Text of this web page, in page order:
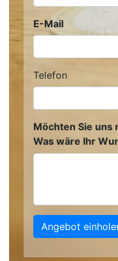
E-Mail
Telefon
Möchten Sie uns
Was wäre Ihr
Angebot